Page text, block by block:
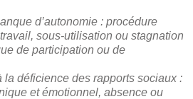
d’autonomie : procédure
sous-utilisation ou stagnation
de participation ou de
la déficience des rapports sociaux :
et émotionnel, absence ou